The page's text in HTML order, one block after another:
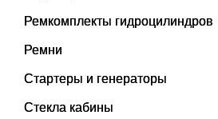
Ремкомплекты гидроцилиндров
Ремни
Стартеры и генераторы
Стекла кабины